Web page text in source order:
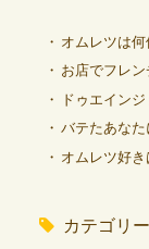
オムレツは何
お店でフレ
ドゥエイン
バテたあなた
オムレツ好
カテゴリー